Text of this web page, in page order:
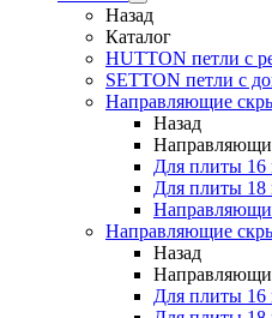
Назад
Каталог
HUTTON петли с
SETTON петли с
Направляющие
Назад
Для плиты
Для плиты
Направляющие
Назад
Для плиты